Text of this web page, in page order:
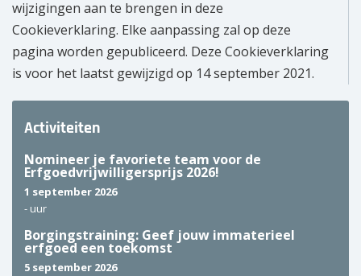
wijzigingen aan te brengen in deze
Cookieverklaring. Elke aanpassing zal op deze
pagina worden gepubliceerd. Deze Cookieverklaring
is voor het laatst gewijzigd op 14 september 2021.
Activiteiten
Nomineer je favoriete team voor de
Erfgoedvrijwilligersprijs 2026!
1 september 2026
- uur
Borgingstraining: Geef jouw immaterieel
erfgoed een toekomst
5 september 2026